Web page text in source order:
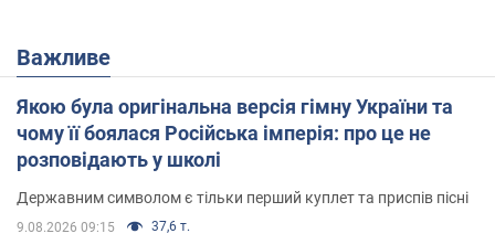
Важливе
Якою була оригінальна версія гімну України та
чому її боялася Російська імперія: про це не
розповідають у школі
Державним символом є тільки перший куплет та приспів пісні
9.08.2026 09:15 37,6 т.